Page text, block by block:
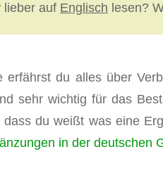
lieber auf Englisch lesen?
du alles über
sehr wichtig für das
du weißt was eine
in der deutschen